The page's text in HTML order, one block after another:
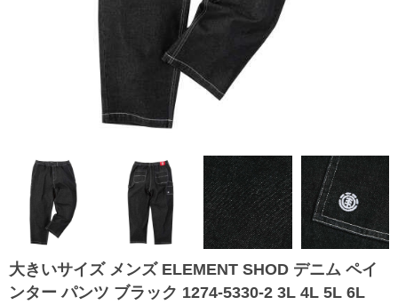
大きいサイズ メンズ ELEMENT SHOD デニム ペイ
ンター パンツ ブラック 1274-5330-2 3L 4L 5L 6L